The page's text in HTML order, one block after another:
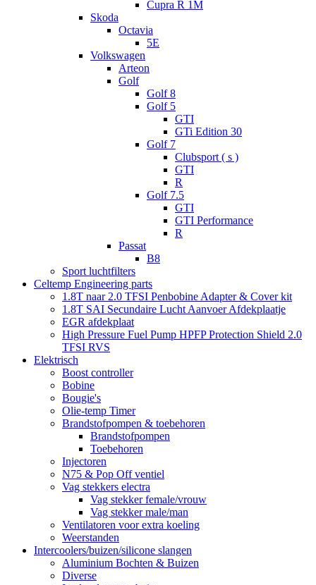
Cupra R 1M
Skoda
Octavia
5E
Volkswagen
Arteon
Golf
Golf 8
Golf 5
GTI
GTi Edition 30
Golf 7
Clubsport ( s )
GTI
R
Golf 7.5
GTI
GTI Performance
R
Passat
B8
Sport luchtfilters
Celtemp Engineering parts
1.8T naar 2.0 TFSI Penbobine Adapter & Cover kit
1.8T SAI Secundaire Lucht Aanvoer Afdekplaatje
EGR afdekplaat
High Pressure Fuel Pump HPFP Protection Shield 2.0
TFSI RVS
Elektrisch
Boost controller
Bobine
Bougie's
Olie-temp Timer
Brandstofpompen & toebehoren
Brandstofpompen
Toebehoren
Injectoren
N75 & Pop Off ventiel
Vag stekkers electra
Vag stekker female/vrouw
Vag stekker male/man
Ventilatoren voor extra koeling
Weerstanden
Intercoolers/buizen/silicone slangen
Aluminium Bochten & Buizen
Diverse